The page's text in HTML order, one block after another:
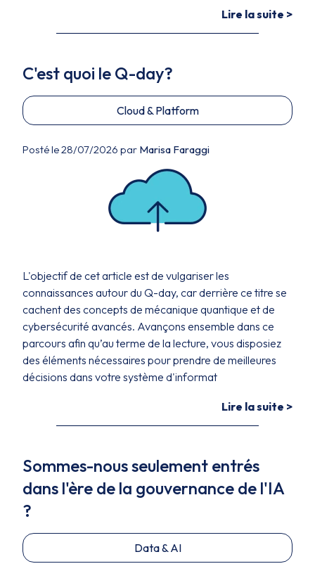
Lire la suite >
C'est quoi le Q-day?
Cloud & Platform
Posté le 28/07/2026 par Marisa Faraggi
L'objectif de cet article est de vulgariser les
connaissances autour du Q-day, car derrière ce titre se
cachent des concepts de mécanique quantique et de
cybersécurité avancés. Avançons ensemble dans ce
parcours afin qu’au terme de la lecture, vous disposiez
des éléments nécessaires pour prendre de meilleures
décisions dans votre système d'informat
Lire la suite >
Sommes-nous seulement entrés
dans l'ère de la gouvernance de l'IA
?
Data & AI